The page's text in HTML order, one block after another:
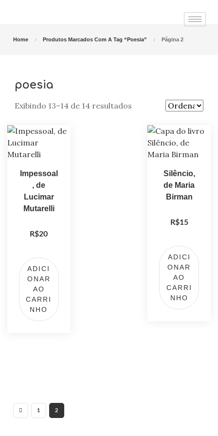
Home Produtos Marcados Com A Tag “poesia” Página 2
poesia
Exibindo 13–14 de 14 resultados
Impessoal
, de
Lucimar
Mutarelli
R$20
ADICI
ONAR
AO
CARRI
NHO
Silêncio,
de Maria
Birman
R$15
ADICI
ONAR
AO
CARRI
NHO
1 2